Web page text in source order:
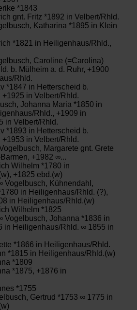
*1843
gnt. Fritz *1892 in Velbert/Rhld.
Katharina *1895 in Klein
*1821 in Heiligenhaus/Rhld.,
Caroline (=Carolina)
b. Mülheim a. d. Ruhr, +1900
Rhld.
*1847 in Hetterscheid b.
in Velbert/Rhld.
Johanna Maria *1850 in
Rhld., +1909 in
in Velbert/Rhld.
*1893 in Hetterscheid b.
in Velbert/Rhld.
Margarete gnt. Grete
+1982 ∞...
Wilhelm *1780 in
+1825 ebd.(w)
Vogelbusch, Kühnendahl,
in Heiligenhaus/Rhld. (?),
in Heiligenhaus/Rhld.(w)
Wilhelm *1825
Vogelbusch, Johanna *1836 in
in Heiligenhaus/Rhld. ∞ 1855 in
*1866 in Heiligenhaus/Rhld.
*1815 in Heiligenhaus/Rhld.(w)
*1809
*1875, +1876 in
*1755
Gertrud *1753 ∞ 1775 in